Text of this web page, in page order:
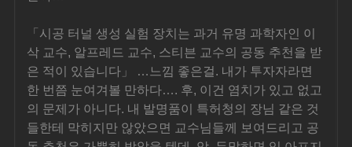
「시공 터널 생성 실험 장치는 과거 유명 과학자인 이
삭 교수, 알프레드 교수, 스티븐 교수의 공동 추천을 받
은 적이 있습니다」 …느낌 좋은걸. 내가 투자자라면
한 번쯤 눈여겨볼 만하다…. 후, 이건 염치가 있고 없고
의 문제가 아니다. 내 발명품이 특허청의 장님 같은 것
들한테 막히지만 않았으면 교수님들께 보여드리고 공